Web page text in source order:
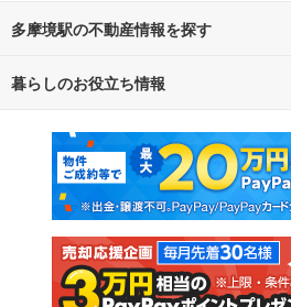
多摩境駅の不動産情報を探す
不動産・住宅
新築マンション 中
新築一戸建て 中
注文住宅 土
暮らしのお役立ち情報
マンションカタログ 教